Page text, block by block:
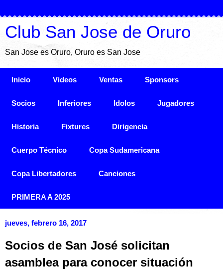
Club San Jose de Oruro
San Jose es Oruro, Oruro es San Jose
Inicio Videos Ventas Sponsors
Socios Inferiores Idolos Jugadores
Historia Fixtures Dirigencia
Cuerpo Técnico Copa Sudamericana
Copa Libertadores Canciones
PRIMERA A 2025
jueves, febrero 16, 2017
Socios de San José solicitan
asamblea para conocer situación